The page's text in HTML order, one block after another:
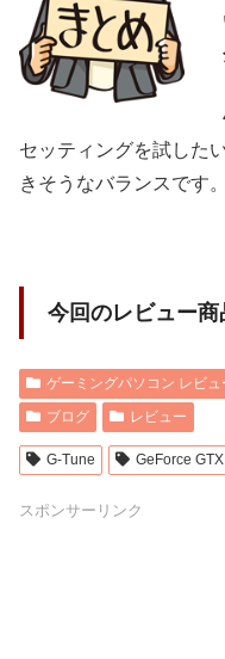
セッティングを試した
きそうなバランスです。
今回のレビュー商
ゲーミングパソコン レビュ
ブログ
レビュー
G-Tune GeForce
スポンサーリンク